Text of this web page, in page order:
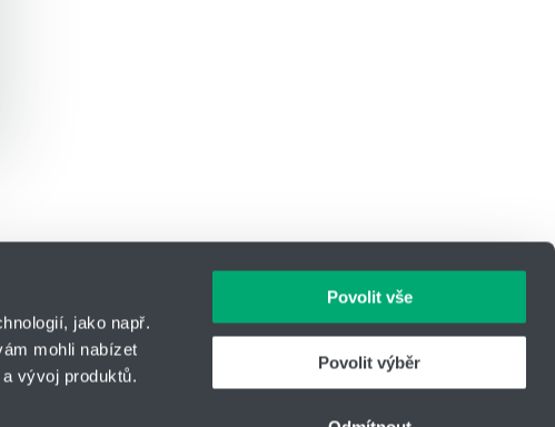
jako např.
mohli nabízet
vývoj produktů.
Povolit vše
Povolit výběr
IČO: 14869446
+420 416 711 222